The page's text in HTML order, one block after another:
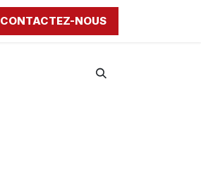
CONTACTEZ-NOUS